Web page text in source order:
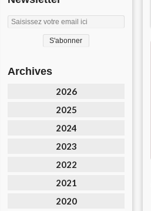
Archives
2026
2025
2024
2023
2022
2021
2020